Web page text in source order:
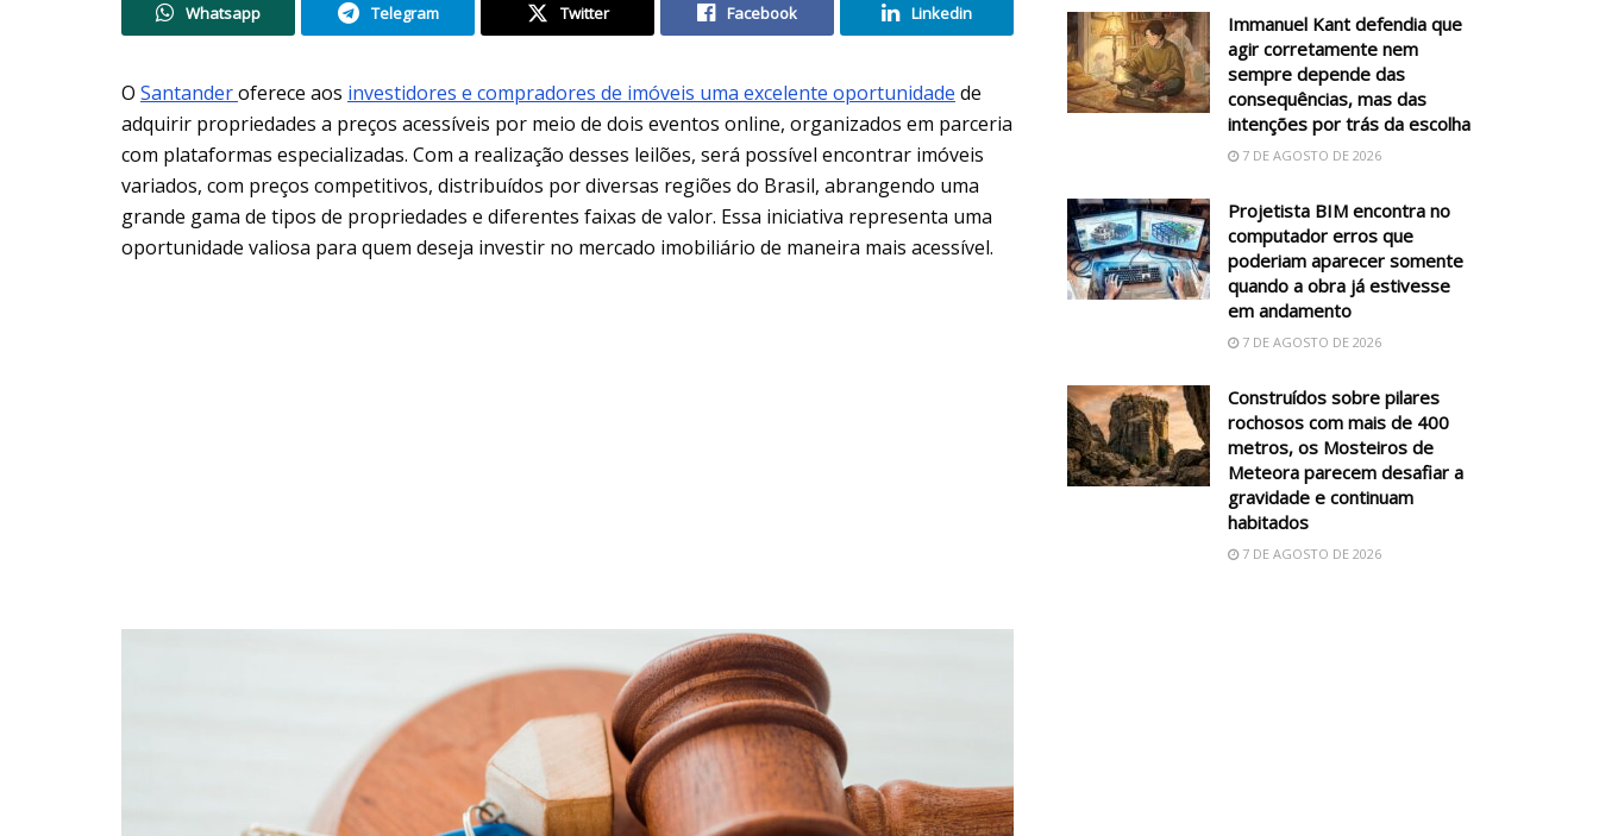
Whatsapp Telegram Twitter Facebook Linkedin
O Santanderoferece aos investidores e compradores de imóveis uma excelente oportunidade de
adquirir propriedades a preços acessíveis por meio de dois eventos online, organizados em parceria
com plataformas especializadas. Com a realização desses leilões, será possível encontrar imóveis
variados, com preços competitivos, distribuídos por diversas regiões do Brasil, abrangendo uma
grande gama de tipos de propriedades e diferentes faixas de valor. Essa iniciativa representa uma
oportunidade valiosa para quem deseja investir no mercado imobiliário de maneira mais acessível.
Immanuel Kant defendia que
agir corretamente nem
sempre depende das
consequências, mas das
intenções por trás da escolha
7 DE AGOSTO DE 2026
Projetista BIM encontra no
computador erros que
poderiam aparecer somente
quando a obra já estivesse
em andamento
7 DE AGOSTO DE 2026
Construídos sobre pilares
rochosos com mais de 400
metros, os Mosteiros de
Meteora parecem desafiar a
gravidade e continuam
habitados
7 DE AGOSTO DE 2026